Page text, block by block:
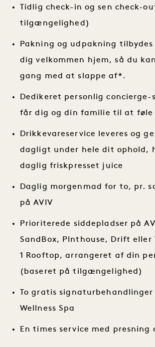
Tidlig check-in og sen check-
tilgængelighed)
Pakning og udpakning
dig velkommen hjem, så du
gang med at slappe af*.
Dedikeret personlig concierge-
får dig og din familie til at føle
Drikkevareservice leveres og
dagligt under hele dit ophold,
daglig friskpresset juice
Daglig morgenmad for to, pr.
på AVIV
Prioriterede siddepladser på
SandBox, Plnthouse, Drift eller
1 Rooftop, arrangeret af din
(baseret på tilgængelighed)
To gratis signaturbehandlinger
Wellness Spa
En times service med presning